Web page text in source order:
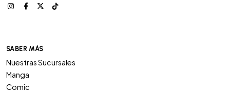
SABER MÁS
Nuestras Sucursales
Manga
Comic